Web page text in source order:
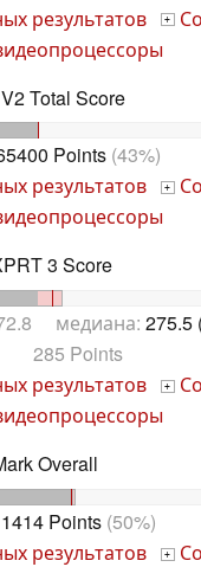
результатов +
Total Score
Points (43%)
результатов +
3 Score
медиана: 275.5
285 Points
результатов +
Overall
1414 Points(50%)
результатов +